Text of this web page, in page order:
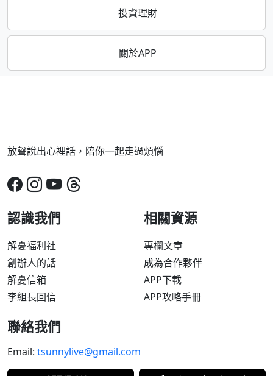
投資理財
關於APP
放聲說出心裡話，陪你一起走過煩惱
認識我們
解憂福利社
創辦人的話
解憂信箱
李組長回信
相關資源
專欄文章
成為合作夥伴
APP下載
APP攻略手冊
聯絡我們
Email: tsunnylive@gmail.com